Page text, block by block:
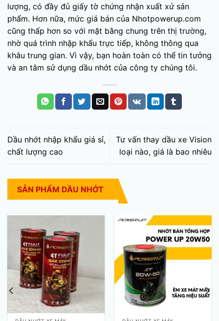
lượng, có đầy đủ giấy tờ chứng nhận xuất xứ sản
phẩm. Hơn nữa, mức giá bán của Nhotpowerup.com
cũng thấp hơn so với mặt bằng chung trên thị trường,
nhờ quá trình nhập khẩu trực tiếp, không thông qua
khâu trung gian. Vì vậy, bạn hoàn toàn có thể tin tưởng
và an tâm sử dụng dầu nhớt của công ty chúng tôi.
Dầu nhớt nhập khẩu giá sỉ,
chất lượng cao
Tư vấn thay dầu xe Vision
loại nào, giá là bao nhiêu
SẢN PHẨM DẦU NHỚT